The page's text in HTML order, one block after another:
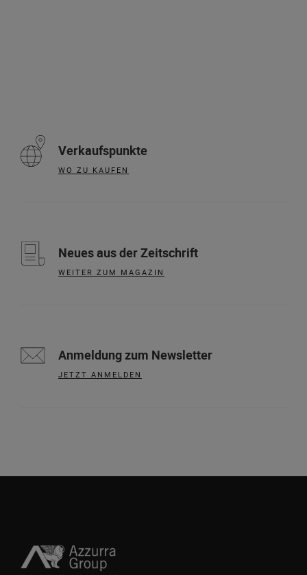
Verkaufspunkte
WO ZU KAUFEN
Neues aus der Zeitschrift
WEITER ZUM MAGAZIN
Anmeldung zum Newsletter
JETZT ANMELDEN